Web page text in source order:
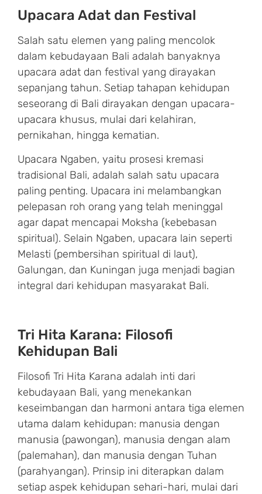
Upacara Adat dan Festival
Salah satu elemen yang paling mencolok
dalam kebudayaan Bali adalah banyaknya
upacara adat dan festival yang dirayakan
sepanjang tahun. Setiap tahapan kehidupan
seseorang di Bali dirayakan dengan upacara-
upacara khusus, mulai dari kelahiran,
pernikahan, hingga kematian.
Upacara Ngaben, yaitu prosesi kremasi
tradisional Bali, adalah salah satu upacara
paling penting. Upacara ini melambangkan
pelepasan roh orang yang telah meninggal
agar dapat mencapai Moksha (kebebasan
spiritual). Selain Ngaben, upacara lain seperti
Melasti (pembersihan spiritual di laut),
Galungan, dan Kuningan juga menjadi bagian
integral dari kehidupan masyarakat Bali.
Tri Hita Karana: Filosofi
Kehidupan Bali
Filosofi Tri Hita Karana adalah inti dari
kebudayaan Bali, yang menekankan
keseimbangan dan harmoni antara tiga elemen
utama dalam kehidupan: manusia dengan
manusia (pawongan), manusia dengan alam
(palemahan), dan manusia dengan Tuhan
(parahyangan). Prinsip ini diterapkan dalam
setiap aspek kehidupan sehari-hari, mulai dari